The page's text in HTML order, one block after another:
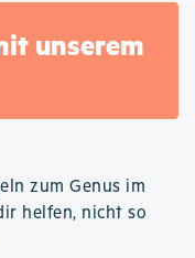
unserem
zum Genus im
helfen, nicht so